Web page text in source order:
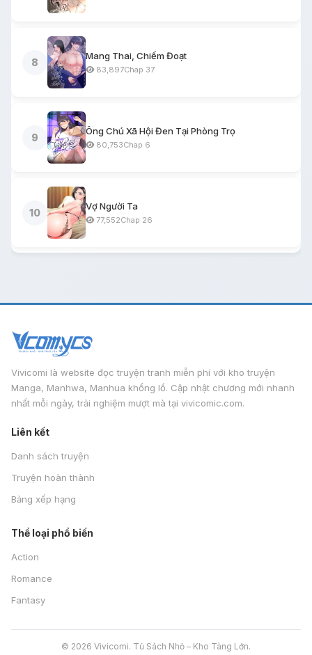
8
Mang Thai, Chiếm Đoạt
83,897Chap 37
9
Ông Chú Xã Hội Đen Tại Phòng Trọ
80,753Chap 6
10
Vợ Người Ta
77,552Chap 26
Vivicomi là website đọc truyện tranh miễn phí với kho truyện
Manga, Manhwa, Manhua khổng lồ. Cập nhật chương mới nhanh
nhất mỗi ngày, trải nghiệm mượt mà tại vivicomic.com.
Liên kết
Danh sách truyện
Truyện hoàn thành
Bảng xếp hạng
Thể loại phổ biến
Action
Romance
Fantasy
© 2026 Vivicomi. Tủ Sách Nhỏ – Kho Tàng Lớn.